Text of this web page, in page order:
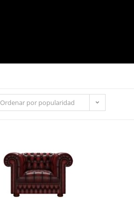
Ordenar por popularidad